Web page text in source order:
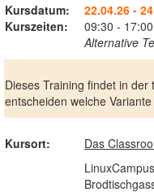
Kursdatum:
Kurszeiten:
22.04.26 -
09:30 - 17:00
Alternative
Dieses Training findet in der
entscheiden welche
Kursort:
Das
LinuxCampus